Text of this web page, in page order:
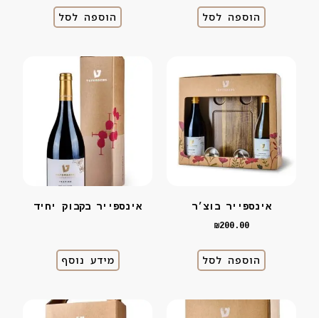
הוספה לסל הוספה לסל
אינספייר בוצ׳ר
₪
הוספה לסל
אינספייר בקבוק יחיד
מידע נוסף